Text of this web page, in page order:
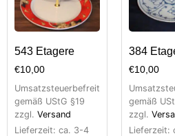
543 Etagere
€10,00
Umsatzsteuerbefreit
gemäß UStG §19
zzgl. Versand
Lieferzeit: ca. 3-4
384
€10,00
gemäß
zzgl.
Lieferzeit: